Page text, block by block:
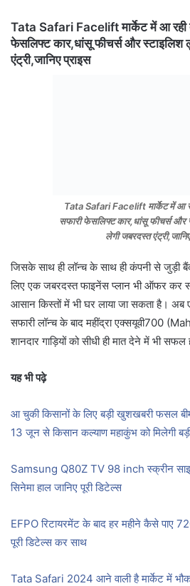
Tata Safari Facelift मार्केट में आ रही
फेसलिफ्ट कार,धांसू फीचर्स और
एंट्री,जानिए प्राइस
Tata Safari Facelift मार्केट में आ
सफारी फेसलिफ्ट कार,धांसू फीचर्स
लेगी जबरदस्त
जिसके साथ ही लॉन्च के साथ ही कंपनी से
लिए एक जबरदस्त फाइनेंस प्लान भी ऑफर कर
आसान किस्तों में भी घर लाया जा सकता है। अब
सफारी लॉन्च के बाद महींद्रा एक्सयूवी700
शानदार गाड़ियों को सीधी ही मात देने में भी सफल
यह भी पढ़े
आ चुकी किसानों के लिए बड़ी खुशखबरी फसल
13 जून से किसान कल्याण महाकुंभ को मिलेगी
Samsung Q80Z TV 98 inch स्क्रीन
सिनेमा हाल जानिए पूरी डिटेल्स
EFPO रिटायरमेंट के बाद हर महीने कैसे पाए
पूरी डिटेल्स कर साथ
Tata Safari 2024 आने वाली है मार्केट में